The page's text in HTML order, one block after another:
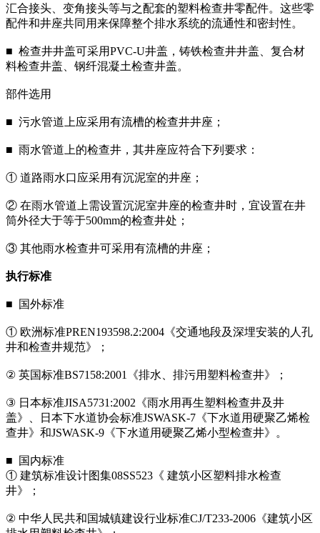
汇合接头、变角接头等与之配套的塑料检查井零配件。这些零
配件和井座共同用来保障整个排水系统的流通性和密封性。
■ 检查井井盖可采用PVC-U井盖，铸铁检查井井盖、复合材
料检查井盖、钢纤混凝土检查井盖。
部件选用
■ 污水管道上应采用有流槽的检查井井座；
■ 雨水管道上的检查井，其井座应符合下列要求：
① 道路雨水口应采用有沉泥室的井座；
② 在雨水管道上需设置沉泥室井座的检查井时，宜设置在井
筒外径大于等于500mm的检查井处；
③ 其他雨水检查井可采用有流槽的井座；
执行标准
■ 国外标准
① 欧洲标准PREN193598.2:2004《交通地段及深埋安装的人孔
井和检查井规范》；
② 英国标准BS7158:2001《排水、排污用塑料检查井》；
③ 日本标准JISA5731:2002《雨水用再生塑料检查井及井
盖》、日本下水道协会标准JSWASK-7《下水道用硬聚乙烯检
查井》和JSWASK-9《下水道用硬聚乙烯小型检查井》。
■ 国内标准
① 建筑标准设计图集08SS523《 建筑小区塑料排水检查
井》；
② 中华人民共和国城镇建设行业标准CJ/T233-2006《建筑小区